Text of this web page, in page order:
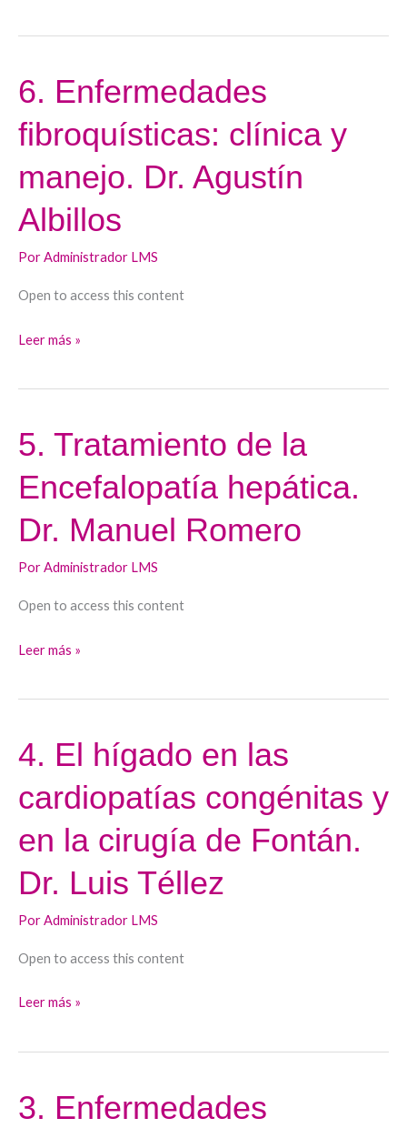
6. Enfermedades
fibroquísticas: clínica y
manejo. Dr. Agustín
Albillos
PorAdministrador LMS
Open to access this content
6.
Enfermedades
fibroquísticas:
y
manejo.
Dr.
Agustín
Leer más »
5. Tratamiento de la
Encefalopatía hepática.
Dr. Manuel Romero
PorAdministrador LMS
Open to access this content
5.
Tratamiento
de
Encefalopatía
Manuel
Leer más »
4. El hígado en las
cardiopatías congénitas y
en la cirugía de Fontán.
Dr. Luis Téllez
PorAdministrador LMS
Open to access this content
4.
hígado
las
congénitas
y
la
Téllez
Leer más »
3. Enfermedades
3.
Enfermedades